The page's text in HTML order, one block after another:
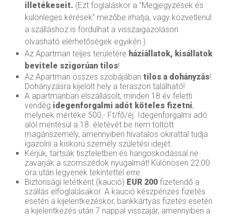
illetékeseit. (Ezt foglaláskor a "Megjegyzések és
különleges kérések" mezőbe írhatja, vagy közvetlenül
a szálláshoz is fordulhat a visszaigazoláson
olvasható elérhetőségek egyikén.)
Az Apartman teljes területére háziállatok, kisállatok
bevitele szigorúan tilos!
Az Apartman összes szobájában tilos a dohányzás!
Dohányzásra kijelölt hely a teraszon található!
A apartmanban elszállásolt, minden 18 év feletti
vendég idegenforgalmi adót köteles fizetni,
melynek mértéke 500,- Ft/fő/éj. Idegenforgalmi adó
alól mentesül a 18. életévét be nem töltött
magánszemély, amennyiben hivatalos okirattal tudja
igazolni a kiskorú személy születési idejét.
Kérjük, tartsák tiszteletben és hangoskodással ne
zavarják a szomszédok nyugalmát! Különösen 22:00
óra után legyenek tekintettel erre.
Biztonsági letétként (kaució) EUR 200fizetendő a
szállás elfoglalásakor. A kaució készpénzes fizetés
esetén a kijelentkezéskor, bankkártyás fizetés esetén
a kijelentkezés után 7 nappal visszajár, amennyiben a